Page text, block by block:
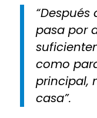
pasa por
como
principal,
casa”.